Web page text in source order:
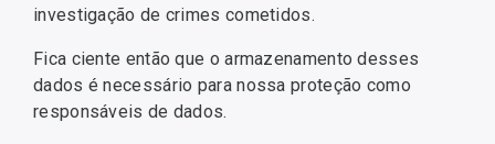
investigação de crimes cometidos.
Fica ciente então que o armazenamento desses
dados é necessário para nossa proteção como
responsáveis de dados.